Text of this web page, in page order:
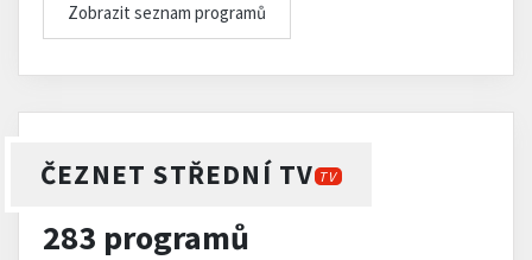
Zobrazit seznam programů
ČEZNET STŘEDNÍ TV TV
283 programů